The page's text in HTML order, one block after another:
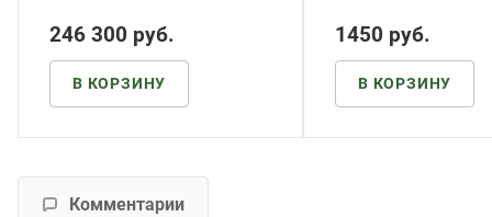
электрический привод
с аккумулятором)
246 300 руб.
В КОРЗИНУ
1450 руб.
В КОРЗИНУ
Комментарии